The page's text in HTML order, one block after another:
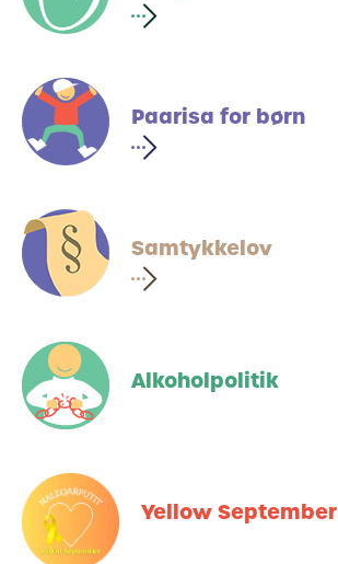
Paarisa for børn
Samtykkelov
Alkoholpolitik
Yellow September